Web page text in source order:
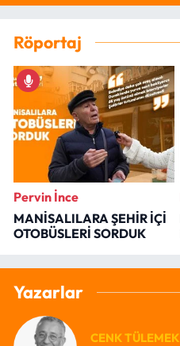
Röportaj
Pervin İnce
MANİSALILARA ŞEHİR İÇİ
OTOBÜSLERİ SORDUK
Yazarlar
CENK TÜLEMEK